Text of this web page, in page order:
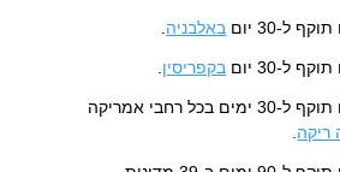
באלבניה
בקפריסין
40.49$ ל-10GB עם תוקף ל-30 ימים בכל רחבי אמריקה
ריקה